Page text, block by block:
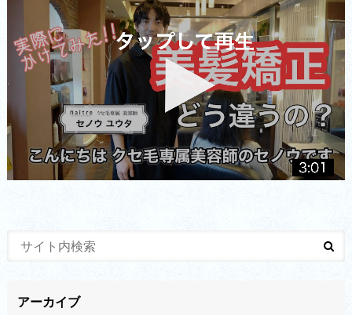
アーカイブ